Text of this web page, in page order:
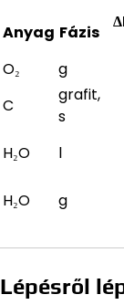
Anyag Fázis
O₂
g
C
grafit,
s
H₂O
l
H₂O
g
Lépésről